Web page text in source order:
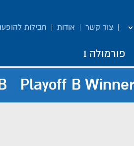
צור קשר אודות חבילות
פורמולה 1